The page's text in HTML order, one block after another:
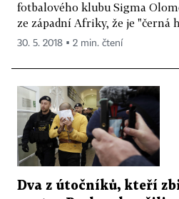
fotbalového klubu Sigma
ze západní Afriky, že je "černá
30. 5. 2018 ▪ 2 min. čtení
Dva z útočníků, kteří